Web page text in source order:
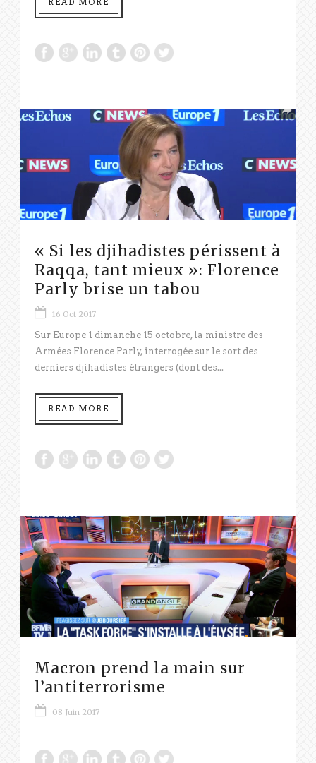
READ MORE
« Si les djihadistes périssent à
Raqqa, tant mieux »: Florence
Parly brise un tabou
16 Oct 2017
Sur Europe 1 dimanche 15 octobre, la ministre des
Armées Florence Parly, interrogée sur le sort des
derniers djihadistes étrangers (dont des...
READ MORE
Macron prend la main sur
l’antiterrorisme
08 Juin 2017